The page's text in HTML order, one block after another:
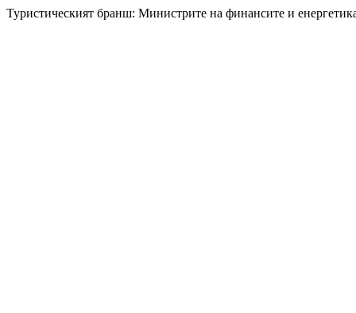
Туристическият бранш: Министрите на финансите и